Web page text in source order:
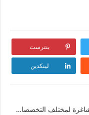
بنترست
لينكدين
تعلن شركة لينوفو عن توفر عدة وظائف شاغرة لمختلف التخصصات للرجال والنساء بالامارات